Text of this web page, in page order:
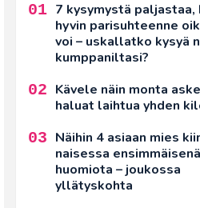
7 kysymystä paljastaa,
hyvin parisuhteenne
voi – uskallatko kysyä
kumppaniltasi?
Kävele näin monta
haluat laihtua yhden
Näihin 4 asiaan mies
naisessa ensimmäisenä
huomiota – joukossa
yllätyskohta